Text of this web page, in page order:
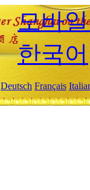
모바
한국어
Deutsch Français